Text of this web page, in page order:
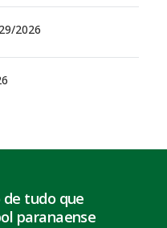
2026
tudo que
paranaense